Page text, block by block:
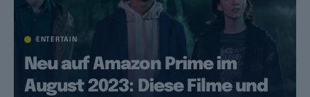
ENTERTAIN
Neu auf Amazon Prime im
August 2023: Diese Filme und